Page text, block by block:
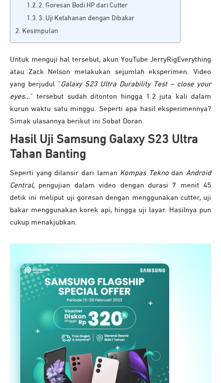
2. Goresan Bodi HP dari Cutter
3. Uji Ketahanan dengan Dibakar
Kesimpulan
Untuk menguji hal tersebut, akun YouTube JerryRigEverything
atau Zack Nelson melakukan sejumlah eksperimen. Video
yang berjudul “Galaxy S23 Ultra Durability Test – close your
eyes…” tersebut sudah ditonton hingga 1.2 juta kali dalam
kurun waktu satu minggu. Seperti apa hasil eksperimennya?
Simak ulasannya berikut ini Sobat Doran.
Hasil Uji Samsung Galaxy S23 Ultra
Tahan Banting
Seperti yang dilansir dari laman Kompas Teknodan Android
Central, pengujian dalam video dengan durasi 7 menit 45
detik ini meliput uji goresan dengan menggunakan cutter, uji
bakar menggunakan korek api, hingga uji layar. Hasilnya pun
cukup menakjubkan.